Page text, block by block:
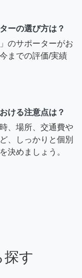
ーの選び方は？
のサポーターがお
までの評価/実績
ける注意点は？
、場所、交通費や
、しっかりと個別
決めましょう。
探す